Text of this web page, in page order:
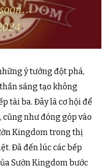
ý tưởng đột phá,
sáng tạo không
tài ba. Đây là cơ hội để
như đóng góp vào
Kingdom trong thị
Đã đến lúc các bếp
Sườn Kingdom bước